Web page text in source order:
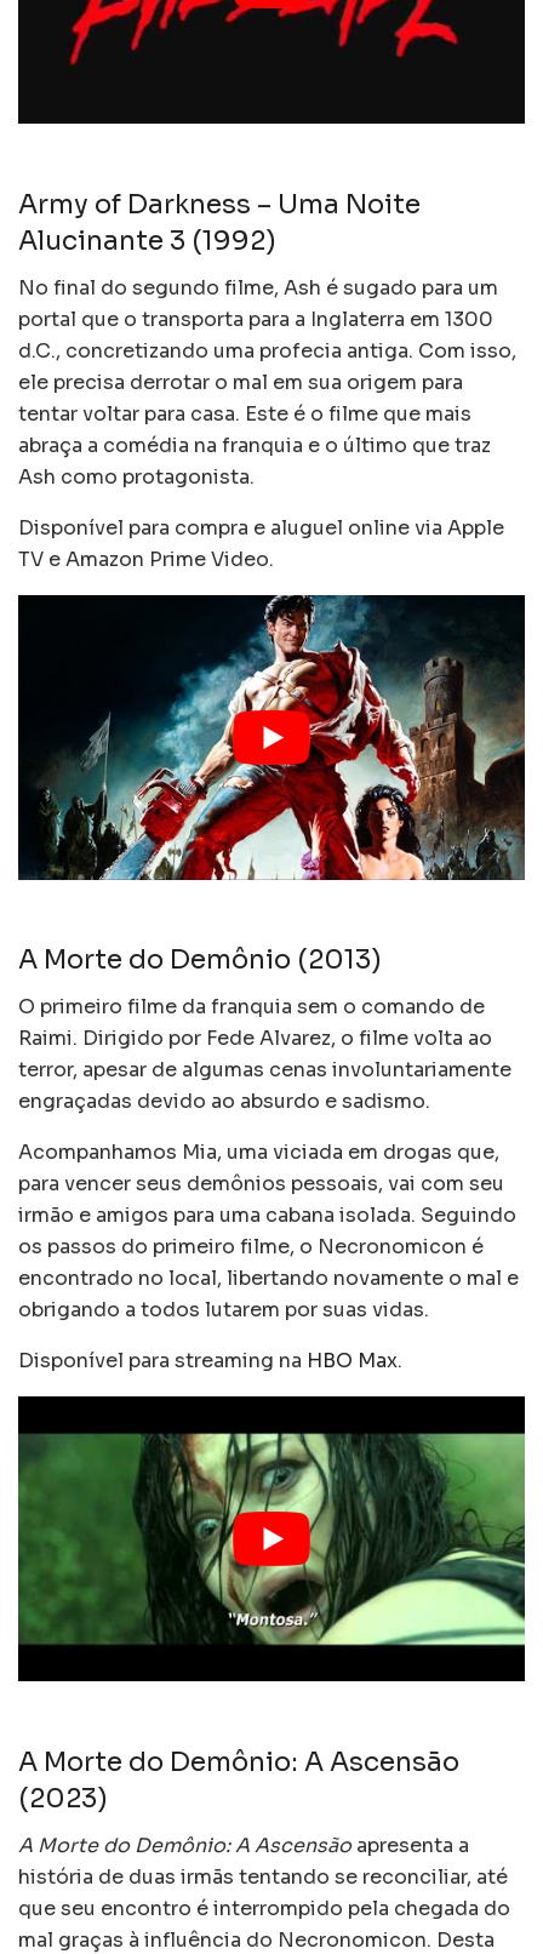
Army of Darkness – Uma Noite
Alucinante 3 (1992)
No final do segundo filme, Ash é sugado para um
portal que o transporta para a Inglaterra em 1300
d.C., concretizando uma profecia antiga. Com isso,
ele precisa derrotar o mal em sua origem para
tentar voltar para casa. Este é o filme que mais
abraça a comédia na franquia e o último que traz
Ash como protagonista.
Disponível para compra e aluguel online via Apple
TV e Amazon Prime Video.
A Morte do Demônio (2013)
O primeiro filme da franquia sem o comando de
Raimi. Dirigido por Fede Alvarez, o filme volta ao
terror, apesar de algumas cenas involuntariamente
engraçadas devido ao absurdo e sadismo.
Acompanhamos Mia, uma viciada em drogas que,
para vencer seus demônios pessoais, vai com seu
irmão e amigos para uma cabana isolada. Seguindo
os passos do primeiro filme, o Necronomicon é
encontrado no local, libertando novamente o mal e
obrigando a todos lutarem por suas vidas.
Disponível para streaming na HBO Max.
A Morte do Demônio: A Ascensão
(2023)
A Morte do Demônio: A Ascensãoapresenta a
história de duas irmãs tentando se reconciliar, até
que seu encontro é interrompido pela chegada do
mal graças à influência do Necronomicon. Desta